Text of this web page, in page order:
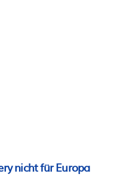
nicht für Europa